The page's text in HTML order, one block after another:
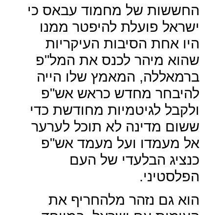
החששות של מחמוד עבאס כי
ישראל פועלת להיפטר ממנו
היו אחת הסיבות העיקריות
שהוא מיהר לכנס את המל"פ
ברמאללה, המאמץ שלו הייה
להיבחר מחדש כראש אש"פ
ולקבל לגיטמיות מחודשת כדי
ששום מדינה לא תוכל לערער
אל מעמדו ועל מעמד אש"פ
כנציג הבלעדי של העם
הפלסטיני.
הוא גם נזהר מלהחריף את